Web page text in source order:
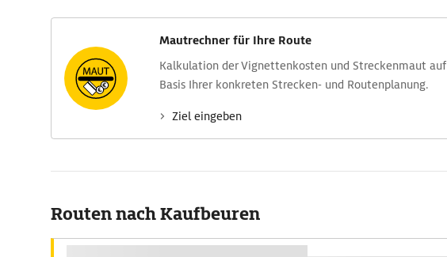
Mautrechner für Ihre Route
Kalkulation der Vignettenkosten und Streckenmaut auf
Basis Ihrer konkreten Strecken- und Routenplanung.
Ziel eingeben
Routen nach Kaufbeuren